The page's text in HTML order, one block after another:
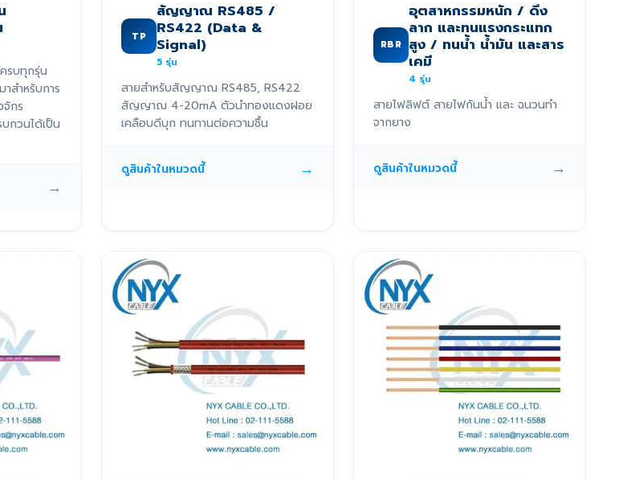
รบทุกรุ่น
สำหรับการ
จักร
วนได้เป็น
→
TP
สัญญาณ RS485 /
RS422 (Data &
Signal)
5 รุ่น
สายสำหรับสัญญาณ RS485, RS422
สัญญาณ 4-20mA ตัวนำทองแดงฝอย
เคลือบดีบุก ทนทานต่อความชื้น
ดูสินค้าในหมวดนี้ →
RBR
อุตสาหกรรมหนัก / ดึง
ลาก และทนแรงกระแทก
สูง / ทนน้ำ น้ำมัน และสาร
เคมี
4 รุ่น
สายไฟลิฟต์ สายไฟกันน้ำ และ ฉนวนทำ
จากยาง
ดูสินค้าในหมวดนี้ →